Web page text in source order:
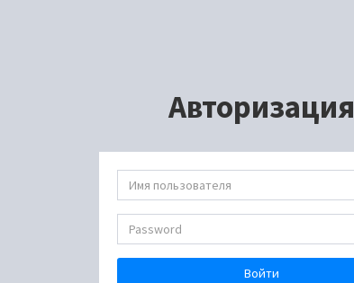
Авторизация
Войти